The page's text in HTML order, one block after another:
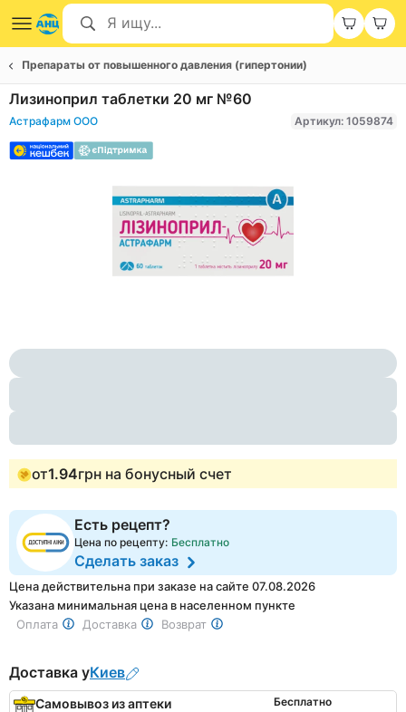
Препараты от повышенного давления (гипертонии)
Лизиноприл таблетки 20 мг №60
Астрафарм ООО Артикул: 1059874
1
of
от1.94грн на бонусный счет
Есть рецепт?
Цена по рецепту: Бесплатно
Сделать заказ
Цена действительна при заказе на сайте 07.08.2026
Указана минимальная цена в населенном пункте
Оплата
Доставка Возврат
Доставка уКиев
Самовывоз из аптеки Бесплатно